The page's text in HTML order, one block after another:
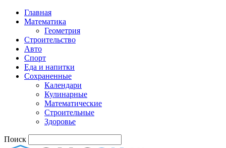
Главная
Математика
Геометрия
Строительство
Авто
Спорт
Еда и напитки
Сохраненные
Календари
Кулинарные
Математические
Строительные
Здоровье
Поиск